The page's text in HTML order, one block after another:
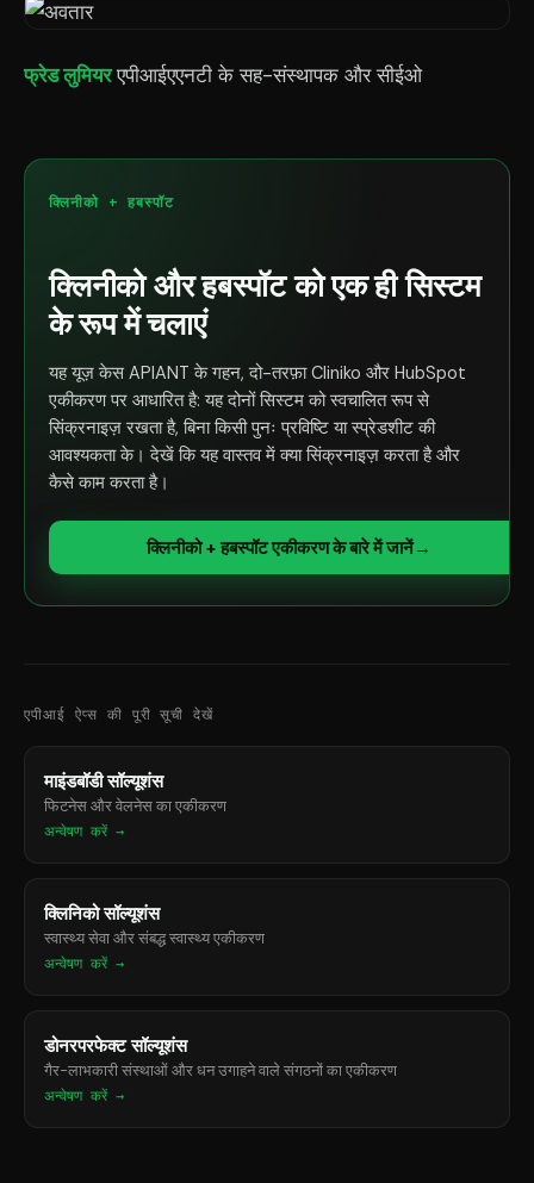
फ्रेड लुमियरएपीआईएएनटी के सह-संस्थापक और सीईओ
क्लिनीको + हबस्पॉट
क्लिनीको और हबस्पॉट को एक ही सिस्टम
के रूप में चलाएं
यह यूज़ केस APIANT के गहन, दो-तरफ़ा Cliniko और HubSpot
एकीकरण पर आधारित है: यह दोनों सिस्टम को स्वचालित रूप से
सिंक्रनाइज़ रखता है, बिना किसी पुनः प्रविष्टि या स्प्रेडशीट की
आवश्यकता के। देखें कि यह वास्तव में क्या सिंक्रनाइज़ करता है और
कैसे काम करता है।
क्लिनीको + हबस्पॉट एकीकरण के बारे में जानें→
एपीआई ऐप्स की पूरी सूची देखें
माइंडबॉडी सॉल्यूशंस
फिटनेस और वेलनेस का एकीकरण
अन्वेषण करें →
क्लिनिको सॉल्यूशंस
स्वास्थ्य सेवा और संबद्ध स्वास्थ्य एकीकरण
अन्वेषण करें →
डोनरपरफेक्ट सॉल्यूशंस
गैर-लाभकारी संस्थाओं और धन उगाहने वाले संगठनों का एकीकरण
अन्वेषण करें →